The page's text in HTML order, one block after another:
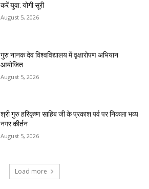
करें युवा: योगी सूरी
August 5, 2026
गुरु नानक देव विश्वविद्यालय में वृक्षारोपण अभियान
आयोजित
August 5, 2026
श्री गुरु हरिकृष्ण साहिब जी के प्रकाश पर्व पर निकला भव्य
नगर कीर्तन
August 5, 2026
Load more